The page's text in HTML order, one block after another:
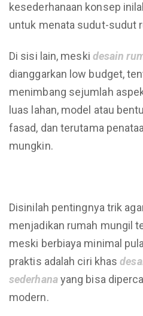
kesederhanaan konsep
untuk menata sudut-sudut
Di sisi lain, meski desain
dianggarkan low budget,
menimbang sejumlah
luas lahan, model atau
fasad, dan terutama
mungkin.
Disinilah pentingnya trik
menjadikan rumah mungil
meski berbiaya minimal
praktis adalah ciri khas
sederhanayang bisa
modern.